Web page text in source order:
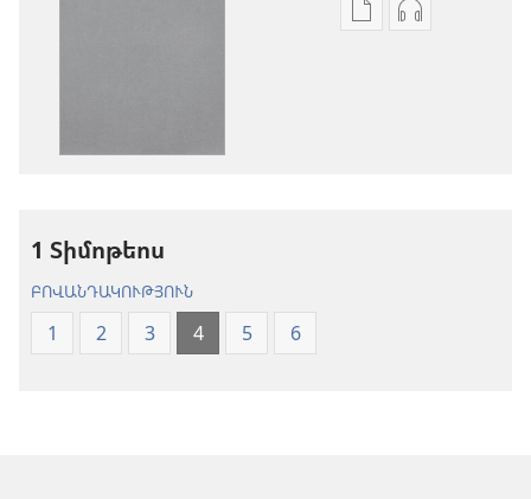
Թվային
1 Տիմոթեոս
ԲՈՎԱՆԴԱԿՈՒԹՅՈՒՆ
1 2 3 4 5 6